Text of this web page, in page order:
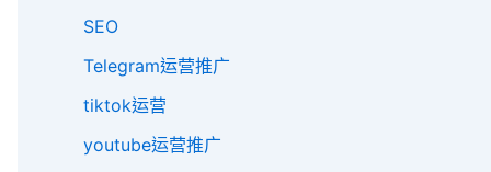
SEO
Telegram运营推广
tiktok运营
youtube运营推广